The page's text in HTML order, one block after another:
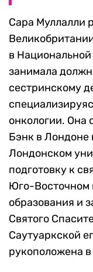
Сара Муллалли
в
занимала
сестринскому
онкологии. Она
Бэнк в Лондоне
Лондонском
подготовку к
Юго-Восточном
образования и
Святого
Саутуаркской
рукоположена